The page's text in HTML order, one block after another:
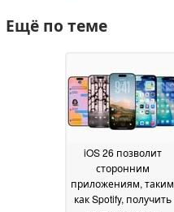
Ещё по теме
iOS 26 позволит
сторонним
приложениям, таким
как Spotify, получить